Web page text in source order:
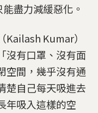
盡力減緩惡化。
Kumar）
沒有口罩、沒有面
空間，幾乎沒有通
楚自己每天吸進去
年吸入這樣的空